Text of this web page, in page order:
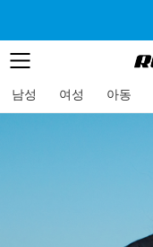
메뉴
남성 여성 아동